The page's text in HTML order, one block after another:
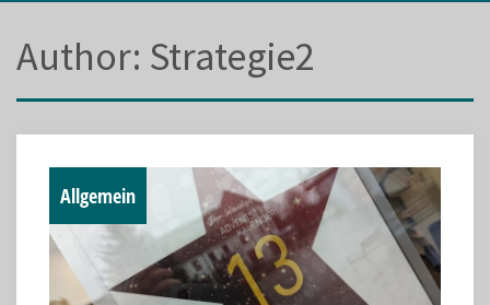
Author: Strategie2
Allgemein